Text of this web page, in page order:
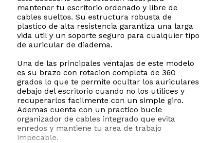
mantener tu escritorio ordenado y libre de
cables sueltos. Su estructura robusta de
plastico de alta resistencia garantiza una larga
vida util y un soporte seguro para cualquier tipo
de auricular de diadema.
Una de las principales ventajas de este modelo
es su brazo con rotacion completa de 360
grados lo que te permite ocultar los auriculares
debajo del escritorio cuando no los utilices y
recuperarlos facilmente con un simple giro.
Ademas cuenta con un practico bucle
organizador de cables integrado que evita
enredos y mantiene tu area de trabajo
impecable.